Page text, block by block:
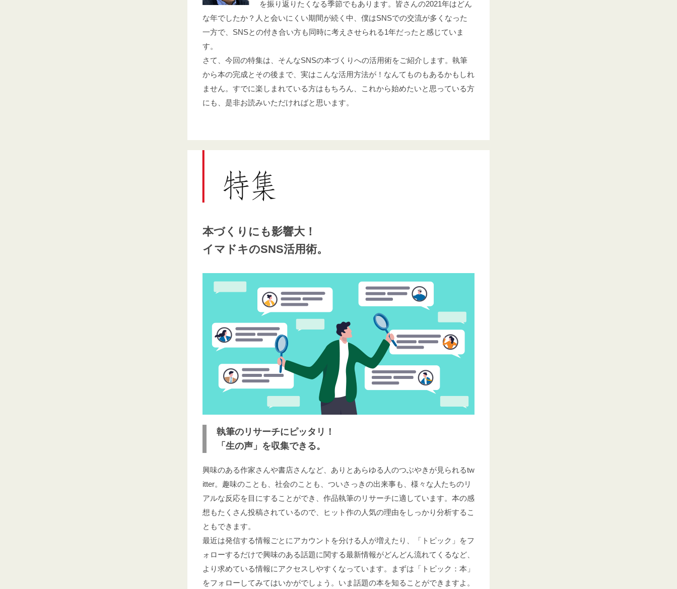
を振り返りたくなる季節でもあります。皆さんの2021年はどん
な年でしたか？人と会いにくい期間が続く中、僕はSNSでの交流が多くなった
一方で、SNSとの付き合い方も同時に考えさせられる1年だったと感じていま
す。
さて、今回の特集は、そんなSNSの本づくりへの活用術をご紹介します。執筆
から本の完成とその後まで、実はこんな活用方法が！なんてものもあるかもしれ
ません。すでに楽しまれている方はもちろん、これから始めたいと思っている方
にも、是非お読みいただければと思います。
本づくりにも影響大！
イマドキのSNS活用術。
執筆のリサーチにピッタリ！
「生の声」を収集できる。
興味のある作家さんや書店さんなど、ありとあらゆる人のつぶやきが見られるtw
itter。趣味のことも、社会のことも、ついさっきの出来事も、様々な人たちのリ
アルな反応を目にすることができ、作品執筆のリサーチに適しています。本の感
想もたくさん投稿されているので、ヒット作の人気の理由をしっかり分析するこ
ともできます。
最近は発信する情報ごとにアカウントを分ける人が増えたり、「トピック」をフ
ォローするだけで興味のある話題に関する最新情報がどんどん流れてくるなど、
より求めている情報にアクセスしやすくなっています。まずは「トピック：本」
をフォローしてみてはいかがでしょう。いま話題の本を知ることができますよ。